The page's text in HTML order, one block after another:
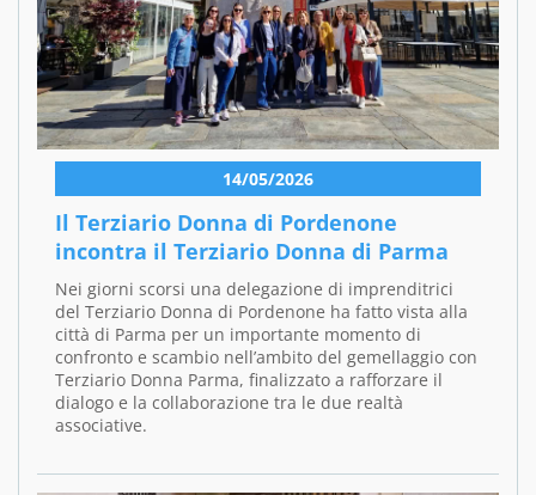
14/05/2026
Il Terziario Donna di Pordenone
incontra il Terziario Donna di Parma
Nei giorni scorsi una delegazione di imprenditrici
del Terziario Donna di Pordenone ha fatto vista alla
città di Parma per un importante momento di
confronto e scambio nell’ambito del gemellaggio con
Terziario Donna Parma, finalizzato a rafforzare il
dialogo e la collaborazione tra le due realtà
associative.